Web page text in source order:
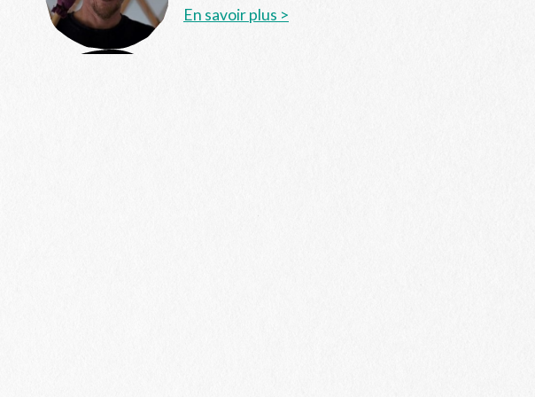
En savoir plus >